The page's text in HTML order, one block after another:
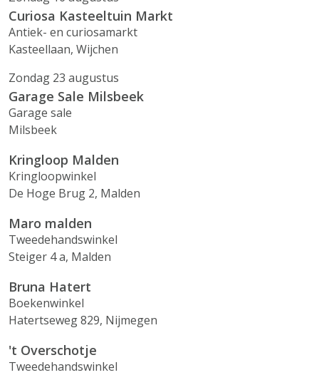
Curiosa Kasteeltuin Markt
Antiek- en curiosamarkt
Kasteellaan, Wijchen
Zondag 23 augustus
Garage Sale Milsbeek
Garage sale
Milsbeek
Kringloop Malden
Kringloopwinkel
De Hoge Brug 2, Malden
Maro malden
Tweedehandswinkel
Steiger 4 a, Malden
Bruna Hatert
Boekenwinkel
Hatertseweg 829, Nijmegen
't Overschotje
Tweedehandswinkel